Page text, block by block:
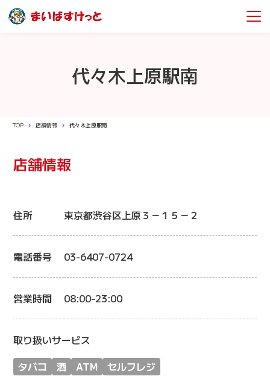
代々木上原駅南
TOP 店舗情報 代々木上原駅南
店舗情報
住所 東京都渋谷区上原３－１５－２
電話番号 03-6407-0724
営業時間 08:00-23:00
取り扱いサービス
タバコ
酒 ATM セルフレジ